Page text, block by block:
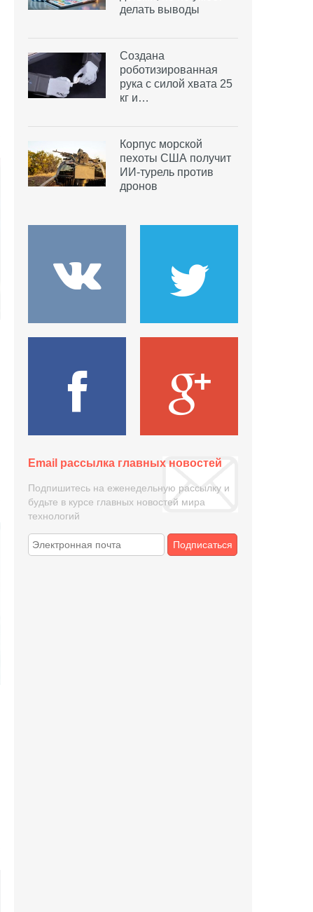
делать выводы
Создана
роботизированная
рука с силой хвата 25
кг и…
Корпус морской
пехоты США получит
ИИ-турель против
дронов
Email рассылка главных новостей
Подпишитесь на еженедельную рассылку и
будьте в курсе главных новостей мира
технологий
Подписаться